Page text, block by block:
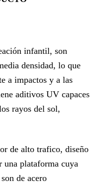
infantil, son
densidad, lo que
a impactos y a las
aditivos UV capaces
rayos del sol,
de alto trafico, diseño
plataforma cuya
de acero